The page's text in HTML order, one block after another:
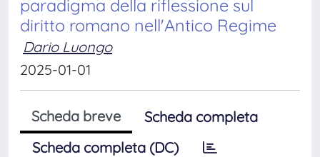
paradigma della riflessione sul
diritto romano nell'Antico Regime
Dario Luongo
2025-01-01
Scheda breve
Scheda completa
Scheda completa (DC)